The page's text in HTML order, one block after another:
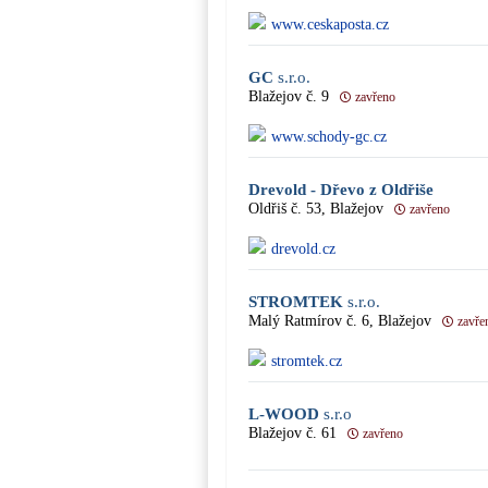
www.ceskaposta.cz
GC s.r.o.
Blažejov č. 9 zavřeno
www.schody-gc.cz
Drevold - Dřevo z Oldřiše
Oldřiš č. 53, Blažejov zavřeno
drevold.cz
STROMTEK s.r.o.
Malý Ratmírov č. 6, Blažejov
stromtek.cz
L-WOOD s.r.o
Blažejov č. 61 zavřeno